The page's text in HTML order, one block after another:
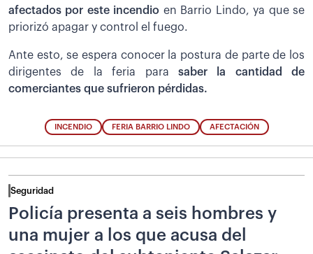
afectados por este incendio en Barrio Lindo, ya que se
priorizó apagar y control el fuego.
Ante esto, se espera conocer la postura de parte de los
dirigentes de la feria para saber la cantidad de
comerciantes que sufrieron pérdidas.
INCENDIO FERIA BARRIO LINDO AFECTACIÓN
Seguridad
Policía presenta a seis hombres y
una mujer a los que acusa del